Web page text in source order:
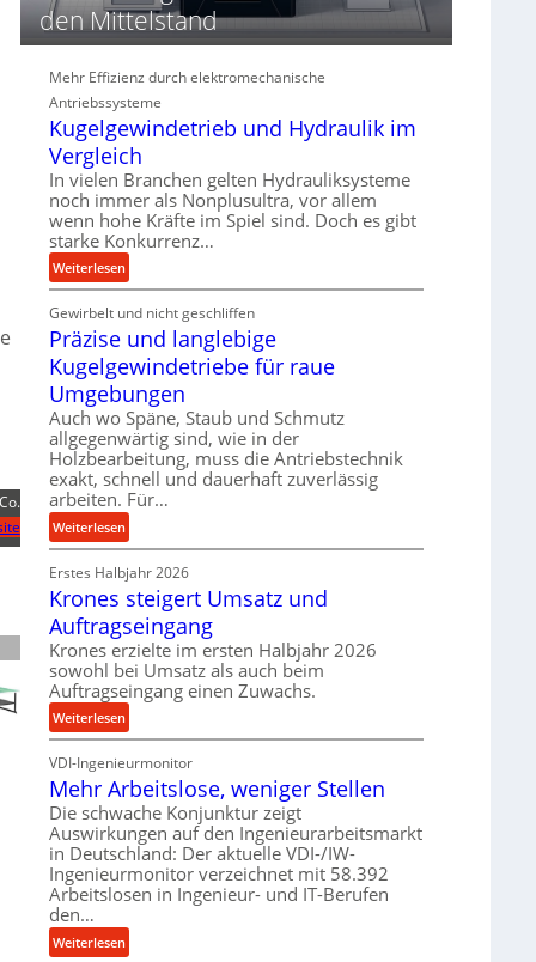
i
e
P
r
f
o
r
m
a
n
c
b
e
i
m
D
r
ü
c
k
p
r
o
z
e
s
den Mittelstand
Mehr Effizienz durch elektromechanische
Antriebssysteme
Kugelgewindetrieb und Hydraulik im
Vergleich
In vielen Branchen gelten Hydrauliksysteme
noch immer als Nonplusultra, vor allem
wenn hohe Kräfte im Spiel sind. Doch es gibt
starke Konkurrenz…
Weiterlesen:
K
u
g
l
g
e
w
i
n
d
e
r
i
e
b
u
n
d
H
y
d
r
a
u
i
k
i
Gewirbelt und nicht geschliffen
Präzise und langlebige
Kugelgewindetriebe für raue
Umgebungen
Auch wo Späne, Staub und Schmutz
allgegenwärtig sind, wie in der
Holzbearbeitung, muss die Antriebstechnik
exakt, schnell und dauerhaft zuverlässig
arbeiten. Für…
Weiterlesen:
P
r
ä
i
s
e
u
n
a
n
g
e
g
Erstes Halbjahr 2026
Krones steigert Umsatz und
Auftragseingang
Krones erzielte im ersten Halbjahr 2026
sowohl bei Umsatz als auch beim
Auftragseingang einen Zuwachs.
Weiterlesen:
K
r
o
n
e
s
s
t
i
VDI-Ingenieurmonitor
Mehr Arbeitslose, weniger Stellen
Die schwache Konjunktur zeigt
Auswirkungen auf den Ingenieurarbeitsmarkt
in Deutschland: Der aktuelle VDI-/IW-
Ingenieurmonitor verzeichnet mit 58.392
Arbeitslosen in Ingenieur- und IT-Berufen
den…
Weiterlesen: